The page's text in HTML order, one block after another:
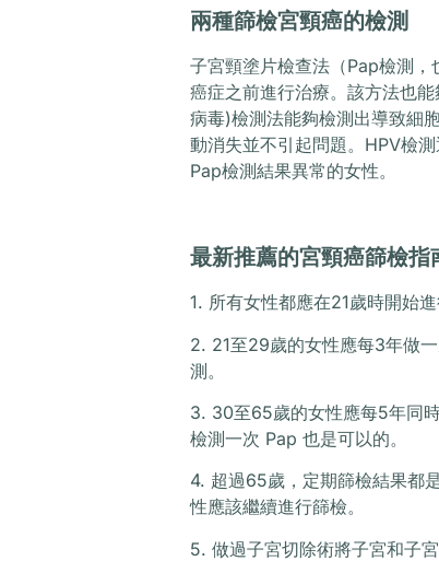
兩種篩檢宮頸癌的檢測
子宮頸塗片檢查法（Pap檢測
癌症之前進行治療。該方法也
病毒)檢測法能夠檢測出導致細
動消失並不引起問題。HPV檢
Pap檢測結果異常的女性。
最新推薦的宮頸癌篩檢指
1. 所有女性都應在21歲時開始進
2. 21至29歲的女性應每3年做
測。
3. 30至65歲的女性應每5年同
檢測一次 Pap 也是可以的。
4. 超過65歲，定期篩檢結果都
性應該繼續進行篩檢。
5. 做過子宮切除術將子宮和子